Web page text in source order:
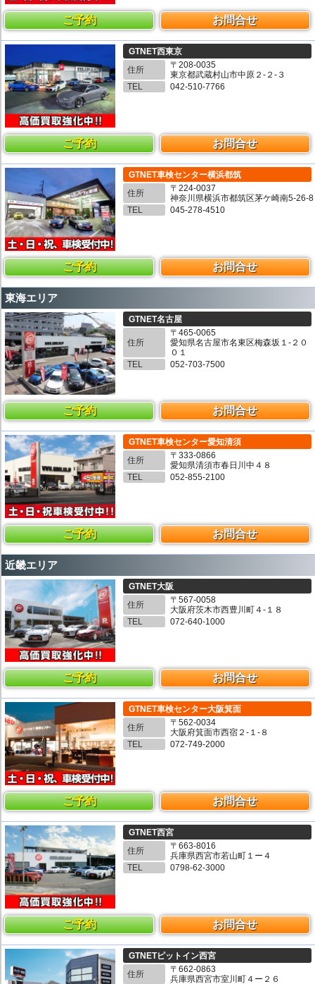
ご予約 お問合せ
GTNET西東京
住所
〒208-0035
東京都武蔵村山市中原２-２-３
TEL
042-510-7766
ご予約 お問合せ
GTNET車検センター横浜都筑
住所
〒224-0037
神奈川県横浜市都筑区茅ケ崎南5-26-8
TEL
045-278-4510
ご予約 お問合せ
東海エリア
GTNET名古屋
住所
〒465-0065
愛知県名古屋市名東区梅森坂１-２０
０１
TEL
052-703-7500
ご予約 お問合せ
GTNET車検センター愛知清須
住所
〒333-0866
愛知県清須市春日川中４８
TEL
052-855-2100
ご予約 お問合せ
近畿エリア
GTNET大阪
住所
〒567-0058
大阪府茨木市西豊川町４-１８
TEL
072-640-1000
ご予約 お問合せ
GTNET車検センター大阪箕面
住所
〒562-0034
大阪府箕面市西宿２-１-８
TEL
072-749-2000
ご予約 お問合せ
GTNET西宮
住所
〒663-8016
兵庫県西宮市若山町１ー４
TEL
0798-62-3000
ご予約 お問合せ
GTNETピットイン西宮
住所
〒662-0863
兵庫県西宮市室川町４ー２６